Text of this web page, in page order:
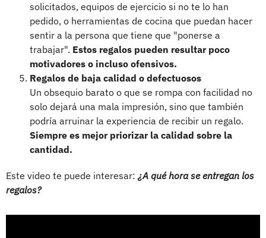
solicitados, equipos de ejercicio si no te lo han
pedido, o herramientas de cocina que puedan hacer
sentir a la persona que tiene que "ponerse a
trabajar". Estos regalos pueden resultar poco
motivadores o incluso ofensivos.
Regalos de baja calidad o defectuosos
Un obsequio barato o que se rompa con facilidad no
solo dejará una mala impresión, sino que también
podría arruinar la experiencia de recibir un regalo.
Siempre es mejor priorizar la calidad sobre la
cantidad.
Este video te puede interesar: ¿A qué hora se entregan los
regalos?